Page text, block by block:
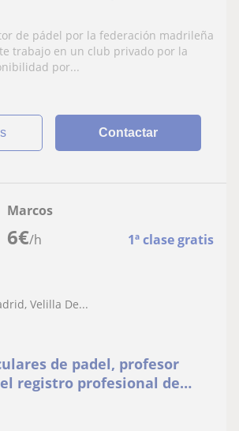
de pádel por la federación madrileña
trabajo en un club privado por la
por...
Contactar
6€/h 1ª clase gratis
Marcos
Velilla De...
de padel, profesor
registro profesional de